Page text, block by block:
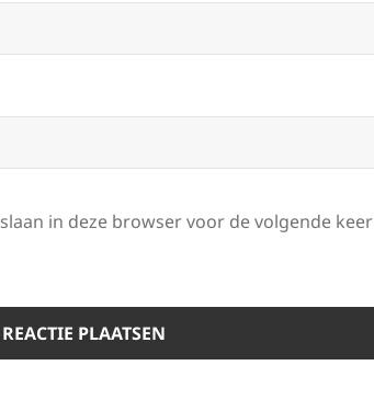
in deze browser voor de volgende keer